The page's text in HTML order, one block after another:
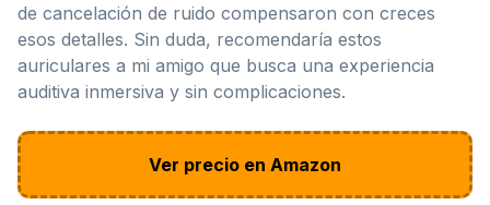
de cancelación de ruido compensaron con creces
esos detalles. Sin duda, recomendaría estos
auriculares a mi amigo que busca una experiencia
auditiva inmersiva y sin complicaciones.
Ver precio en Amazon